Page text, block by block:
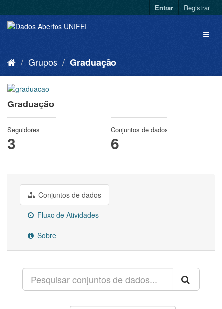
Entrar Registrar
Grupos Graduação
Graduação
Seguidores
3
Conjuntos de dados
6
Conjuntos de dados
Fluxo de Atividades
Sobre